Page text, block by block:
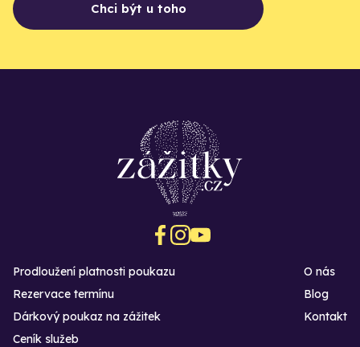
Chci být u toho
Prodloužení platnosti poukazu
Rezervace termínu
Dárkový poukaz na zážitek
O nás
Blog
Kontakt
Ceník služeb